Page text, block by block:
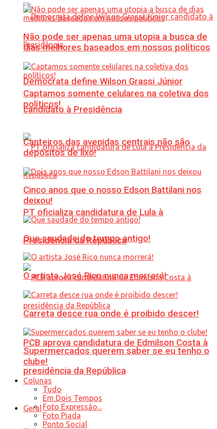
Democrata define Wilson Grassi Júnior
candidato à Presidência
PT oficializa candidatura de Lula à
Presidência da República
PCB aprova candidatura de Edmilson Costa à
presidência da República
Geral
Não pode ser apenas uma utopia a busca de
dias melhores baseados em nossos políticos
Captamos somente celulares na coletiva dos
políticos!
Canteiros das avenidas centrais não são
depósitos de lixo!
Cinco anos que o nosso Edson Battilani nos
deixou!
Que saudade do tempo antigo!
O artista José Rico nunca morrerá!
Carreta desce rua onde é proibido descer!
Supermercados querem saber se eu tenho o
clube!
Colunas
Tudo
Em Dois Tempos
Foto Expressão...
Foto Piada
Ponto Social